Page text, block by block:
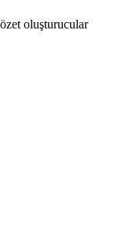
oluşturucular